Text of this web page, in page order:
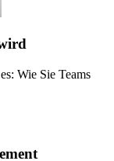
Wie Sie Teams